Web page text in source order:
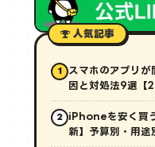
人気記事
1
スマホのアプリ
因と対処法9選
iPhone対応
2
iPhoneを安く買
新】予算別・用途